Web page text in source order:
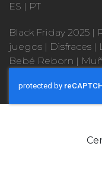
ES | PT
Black Friday 2025 |
juegos | Disfraces |
Bebé Reborn |